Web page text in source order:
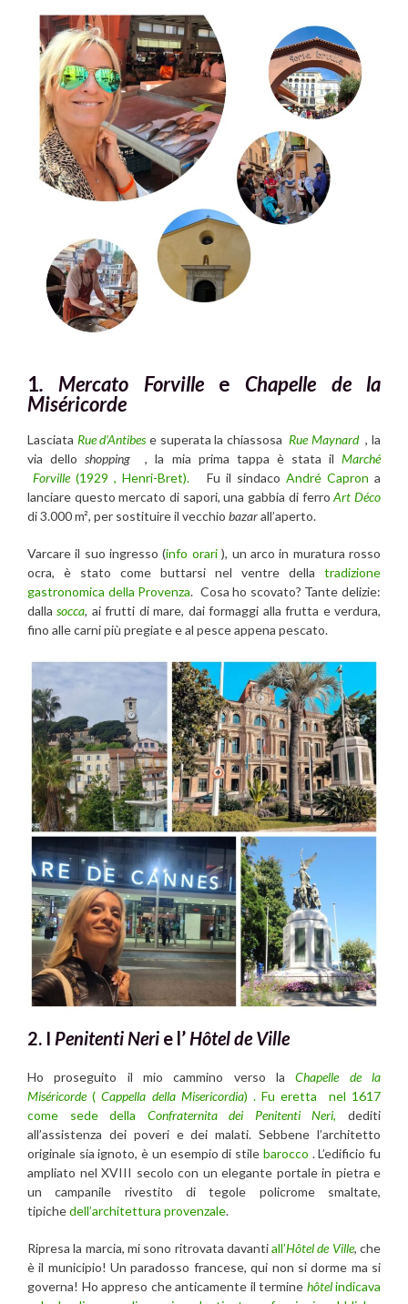
1. Mercato ForvilleeChapelle de la
Miséricorde
Lasciata Rue d’Antibese superata la chiassosa Rue Maynard , la
via delloshopping , la mia prima tappa è stata ilMarché
Forville(1929 , Henri-Bret). Fu il sindaco André Capron a
lanciare questo mercato di sapori, una gabbia di ferroArt Déco
di 3.000 m², per sostituire il vecchio bazarall’aperto.
Varcare il suo ingresso (info orari), un arco in muratura rosso
ocra, è stato come buttarsi nel ventre della tradizione
gastronomica della Provenza. Cosa ho scovato? Tante delizie:
dallasocca, ai frutti di mare, dai formaggi alla frutta e verdura,
fino alle carni più pregiate e al pesce appena pescato.
2. I Penitenti Neri e l’Hôtel de Ville
Ho proseguito il mio cammino verso laChapelle de la
Miséricorde(Cappella della Misericordia) . Fu eretta nel 1617
come sede della Confraternita dei Penitenti Neri, dediti
all’assistenza dei poveri e dei malati. Sebbene l’architetto
originale sia ignoto, è un esempio di stile barocco . L’edificio fu
ampliato nel XVIII secolo con un elegante portale in pietra e
un campanile rivestito di tegole policrome smaltate,
tipichedell’architettura provenzale.
Ripresa la marcia, mi sono ritrovata davantiall’Hôtel de Ville, che
è il municipio! Un paradosso francese, qui non si dorme ma si
governa! Ho appreso che anticamente il termine hôtelindicava